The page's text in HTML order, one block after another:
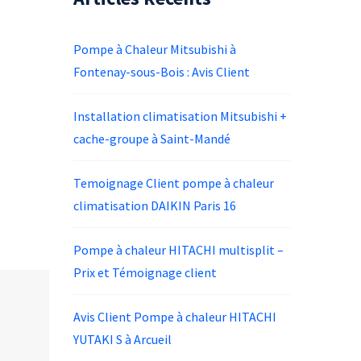
Pompe à Chaleur Mitsubishi à
Fontenay-sous-Bois : Avis Client
Installation climatisation Mitsubishi +
cache-groupe à Saint-Mandé
Temoignage Client pompe à chaleur
climatisation DAIKIN Paris 16
Pompe à chaleur HITACHI multisplit –
Prix et Témoignage client
Avis Client Pompe à chaleur HITACHI
YUTAKI S à Arcueil